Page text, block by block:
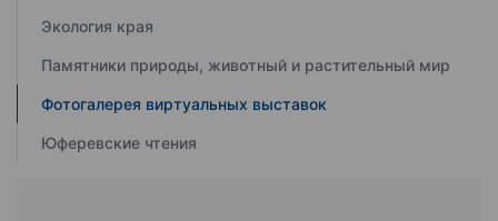
Экология края
Памятники природы, животный и растительный мир
Фотогалерея виртуальных выставок
Юферевские чтения